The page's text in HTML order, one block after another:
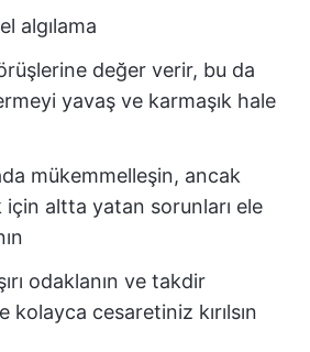
algılama
değer verir, bu da
yavaş ve karmaşık hale
mükemmelleşin, ancak
için altta yatan sorunları ele
odaklanın ve takdir
kolayca cesaretiniz kırılsın